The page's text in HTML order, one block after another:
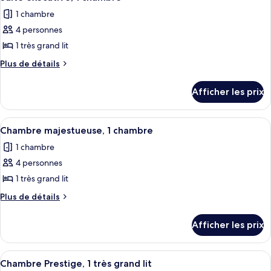
très
grand
lit,
vue
ville
grand
lit,
sur
la
ville
toutes
les
photos
pour
ce
chambre :
Suite
exécutive,
chambre
1 chambre
4 personnes
1 très grand lit
Plus de détails
Plus
Suite
exécutive,
1
Afficher les prix
Afficher
toutes
les
photos
pour
ce
chambre :
Chambre
majestueuse,
Une chambre d’hôtel avec un
5
Chambre majestueuse, 1 chambre
1 chambre
4 personnes
1 très grand lit
Plus de détails
Plus
Chambre
majestueuse,
1
Afficher les prix
Afficher
Une chambre d’hôtel avec un grand
5
Chambre Prestige, 1 très grand lit